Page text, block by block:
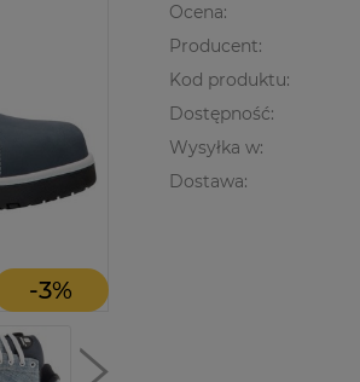
-3%
Ocena:
Producent:
Kod produktu:
Dostępność:
Wysyłka w:
Dostawa: